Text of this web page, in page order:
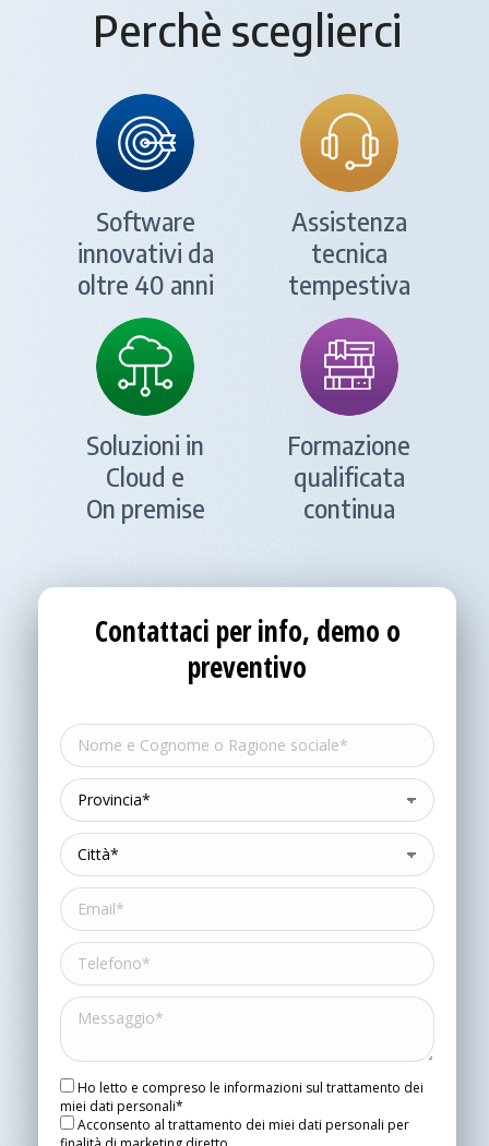
Perchè sceglierci
Software
innovativi da
oltre 40 anni
Assistenza
tecnica
tempestiva
Soluzioni in
Cloud e
On premise
Formazione
qualificata
continua
Contattaci per info, demo o
preventivo
Ho letto e compreso le informazioni sul trattamento dei
miei dati personali*
Acconsento al trattamento dei miei dati personali per